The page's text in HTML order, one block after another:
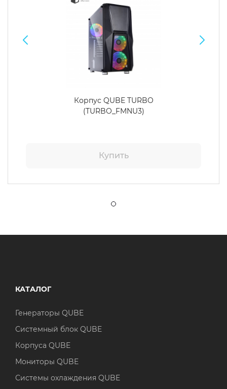
Корпус QUBE TURBO
(TURBO_FMNU3)
Купить
КАТАЛОГ
Генераторы QUBE
Системный блок QUBE
Корпуса QUBE
Мониторы QUBE
Системы охлаждения QUBE